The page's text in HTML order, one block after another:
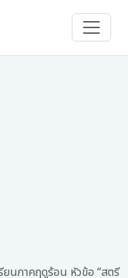
ยนภาคฤดูร้อน หัวข้อ “สตรี